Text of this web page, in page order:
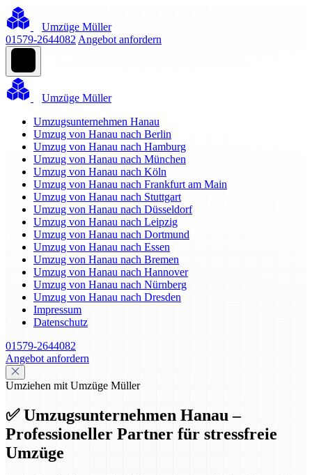
Umzüge Müller
01579-2644082 Angebot anfordern
Umzüge Müller
Umzugsunternehmen Hanau
Umzug von Hanau nach Berlin
Umzug von Hanau nach Hamburg
Umzug von Hanau nach München
Umzug von Hanau nach Köln
Umzug von Hanau nach Frankfurt am Main
Umzug von Hanau nach Stuttgart
Umzug von Hanau nach Düsseldorf
Umzug von Hanau nach Leipzig
Umzug von Hanau nach Dortmund
Umzug von Hanau nach Essen
Umzug von Hanau nach Bremen
Umzug von Hanau nach Hannover
Umzug von Hanau nach Nürnberg
Umzug von Hanau nach Dresden
Impressum
Datenschutz
01579-2644082
Angebot anfordern
Umziehen mit Umzüge Müller
✅ Umzugsunternehmen Hanau –
Professioneller Partner für stressfreie
Umzüge